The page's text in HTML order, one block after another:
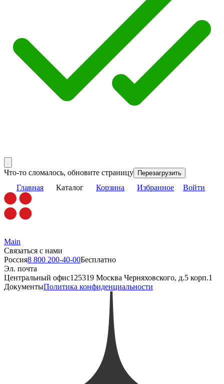
Что-то сломалось, обновите страницу Перезагрузить
Главная Каталог Корзина Избранное Войти
Main
Связаться с нами
Россия8 800 200-40-00Бесплатно
Эл. почта
Центральный офис125319 Москва Черняховского, д.5 корп.1
ДокументыПолитика конфиденциальности